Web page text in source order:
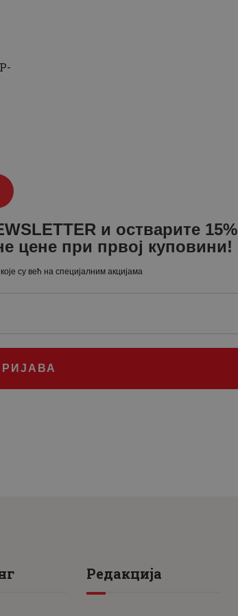
и остварите 15%
цене при првој куповини!
су већ на специјалним акцијама
Редакција